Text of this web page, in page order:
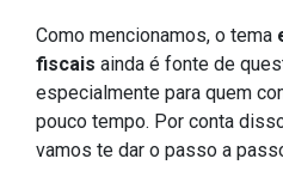
Como mencionamos, o tema
fiscais ainda é fonte de
especialmente para quem
pouco tempo. Por conta
vamos te dar o passo a